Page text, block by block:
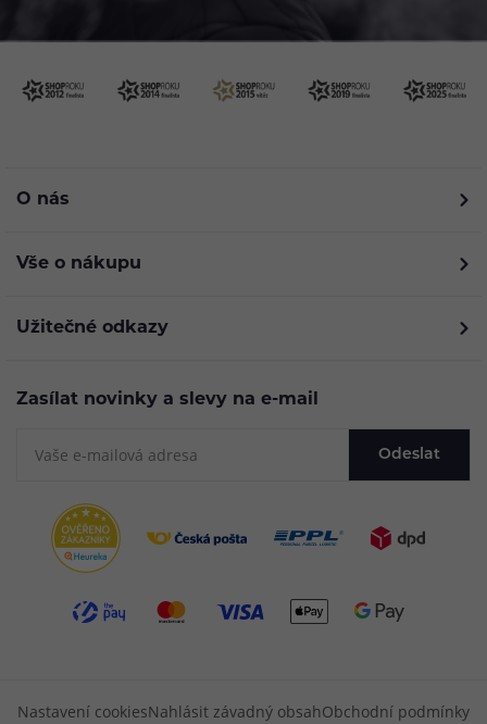
O nás
Vše o nákupu
Užitečné odkazy
Zasílat novinky a slevy na e-mail
Odeslat
Nastavení cookiesNahlásit závadný obsahObchodní podmínky